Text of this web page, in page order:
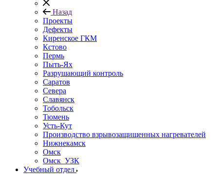
Назад
Проекты
Дефекты
Киренское ГКМ
Кстово
Пермь
Пыть-Ях
Разрушающий контроль
Саратов
Севера
Славянск
Тобольск
Тюмень
Усть-Кут
Производство взрывозащищенных нагревателей
Нижнекамск
Омск
Омск_УЗК
Учебный отдел